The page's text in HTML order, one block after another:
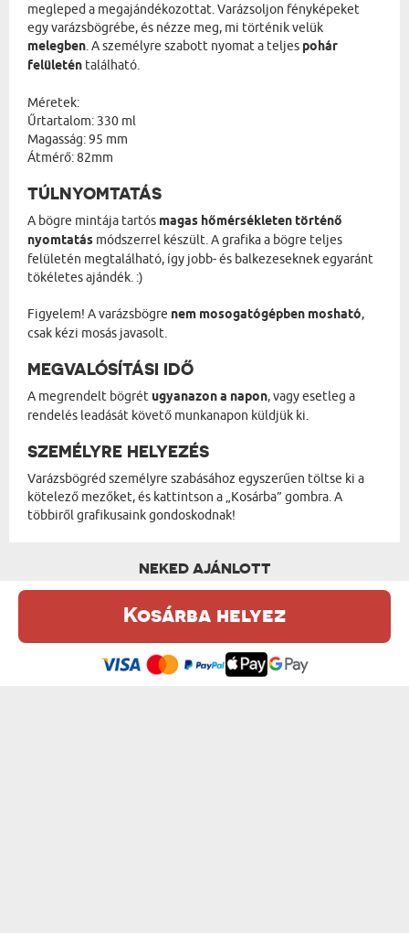
Kosárba helyez
megleped a megajándékozottat. Varázsoljon fényképeket
egy varázsbögrébe, és nézze meg, mi történik velük
melegben. A személyre szabott nyomat a teljes pohár
felületén található.
Méretek:
Űrtartalom: 330 ml
Magasság: 95 mm
Átmérő: 82mm
TÚLNYOMTATÁS
A bögre mintája tartós magas hőmérsékleten történő
nyomtatás módszerrel készült. A grafika a bögre teljes
felületén megtalálható, így jobb- és balkezeseknek egyaránt
tökéletes ajándék. :)
Figyelem! A varázsbögre nem mosogatógépben mosható,
csak kézi mosás javasolt.
MEGVALÓSÍTÁSI IDŐ
A megrendelt bögrét ugyanazon a napon, vagy esetleg a
rendelés leadását követő munkanapon küldjük ki.
SZEMÉLYRE HELYEZÉS
Varázsbögréd személyre szabásához egyszerűen töltse ki a
kötelező mezőket, és kattintson a „Kosárba” gombra. A
többiről grafikusaink gondoskodnak!
NEKED AJÁNLOTT
Ez a weboldal sütiket (cookie-kat) használ. A sütikről bővebben az
Adatvédelmi Szabályzatban olvashatsz.. Elfogadom